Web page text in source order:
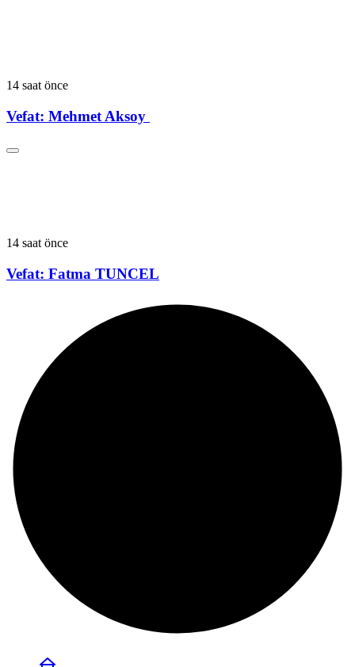
14 saat önce
Vefat: Mehmet Aksoy
14 saat önce
Vefat: Fatma TUNCEL